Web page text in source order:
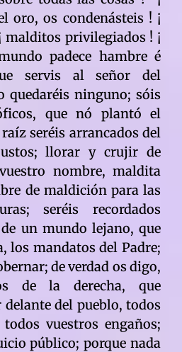
oro, os condenásteis ! ¡
malditos privilegiados ! ¡
padece hambre é
servis al señor del
quedaréis ninguno; sóis
que nó plantó el
seréis arrancados del
llorar y crujir de
nombre, maldita
de maldición para las
seréis recordados
un mundo lejano, que
los mandatos del Padre;
de verdad os digo,
de la derecha, que
del pueblo, todos
vuestros engaños;
público; porque nada